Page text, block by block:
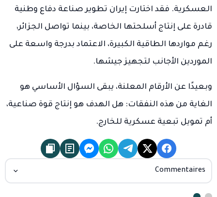
العسكرية. فقد اختارت إيران تطوير صناعة دفاع وطنية
قادرة على إنتاج أسلحتها الخاصة، بينما تواصل الجزائر،
رغم مواردها الطاقية الكبيرة، الاعتماد بدرجة واسعة على
الموردين الأجانب لتجهيز جيشها.
وبعيدًا عن الأرقام المعلنة، يبقى السؤال الأساسي هو
الغاية من هذه النفقات: هل الهدف هو إنتاج قوة صناعية،
أم تمويل تبعية عسكرية للخارج.
Commentaires